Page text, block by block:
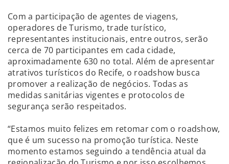
Com a participação de agentes de viagens,
operadores de Turismo, trade turístico,
representantes institucionais, entre outros, serão
cerca de 70 participantes em cada cidade,
aproximadamente 630 no total. Além de apresentar
atrativos turísticos do Recife, o roadshow busca
promover a realização de negócios. Todas as
medidas sanitárias vigentes e protocolos de
segurança serão respeitados.
“Estamos muito felizes em retomar com o roadshow,
que é um sucesso na promoção turística. Neste
momento estamos seguindo a tendência atual da